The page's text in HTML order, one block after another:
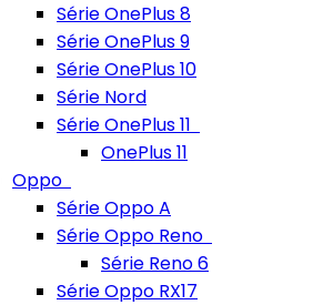
Série OnePlus 8
Série OnePlus 9
Série OnePlus 10
Série Nord
Série OnePlus 11
OnePlus 11
Oppo
Série Oppo A
Série Oppo Reno
Série Reno 6
Série Oppo RX17